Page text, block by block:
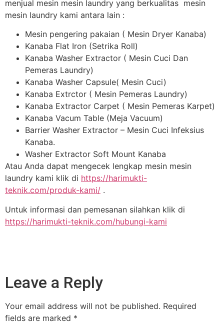
menjual mesin mesin laundry yang berkualitas mesin
mesin laundry kami antara lain :
Mesin pengering pakaian ( Mesin Dryer Kanaba)
Kanaba Flat Iron (Setrika Roll)
Kanaba Washer Extractor ( Mesin Cuci Dan
Pemeras Laundry)
Kanaba Washer Capsule( Mesin Cuci)
Kanaba Extrctor ( Mesin Pemeras Laundry)
Kanaba Extractor Carpet ( Mesin Pemeras Karpet)
Kanaba Vacum Table (Meja Vacuum)
Barrier Washer Extractor – Mesin Cuci Infeksius
Kanaba.
Washer Extractor Soft Mount Kanaba
Atau Anda dapat mengecek lengkap mesin mesin
laundry kami klik di https://harimukti-
teknik.com/produk-kami/ .
Untuk informasi dan pemesanan silahkan klik di
https://harimukti-teknik.com/hubungi-kami
Leave a Reply
Your email address will not be published. Required
fields are marked *